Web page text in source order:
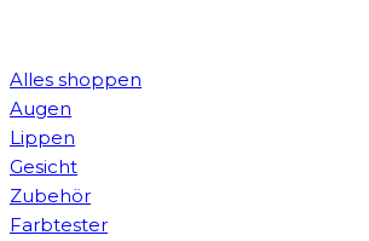
Alles shoppen
Augen
Lippen
Gesicht
Zubehör
Farbtester